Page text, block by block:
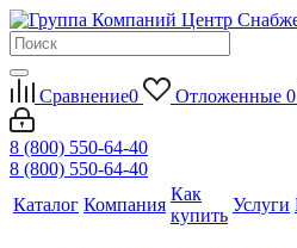
Сравнение0 Отложенные 0
8 (800) 550-64-40
8 (800) 550-64-40
Каталог Компания
Как
купить
Услуги